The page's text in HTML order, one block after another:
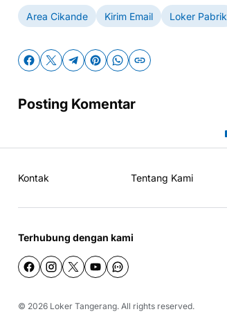
Area Cikande Kirim Email Loker Pabrik
Posting Komentar
Kontak Tentang Kami
Terhubung dengan kami
© 2026 Loker Tangerang. All rights reserved.